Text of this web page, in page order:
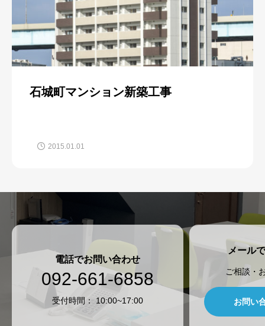
石城町マンション新築工事
2015.01.01
電話でお問い合わせ
092-661-6858
​受付時間： 10:00~17:00
メール
ご相談・
お問い